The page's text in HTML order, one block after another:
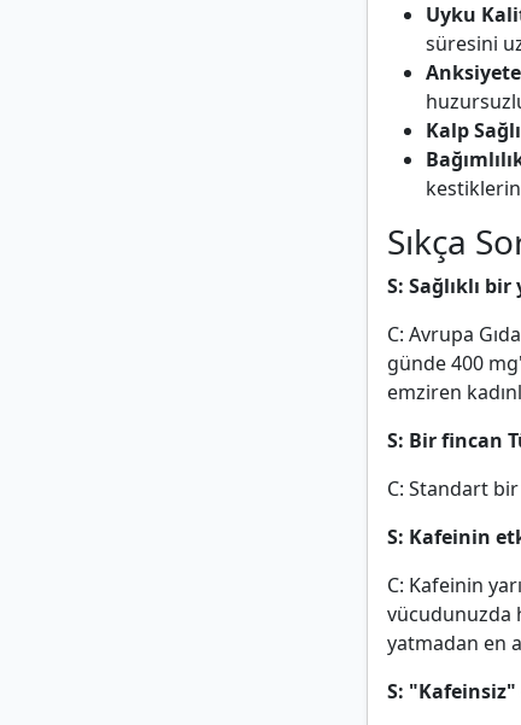
Uyku
süresini
Kalp
Sıkça
S: Sağlıklı
C: Avrupa
günde 400
emziren
S: Bir fincan
C: Standart
S: Kafeinin
C: Kafeinin
vücudunuzda
yatmadan en
S: